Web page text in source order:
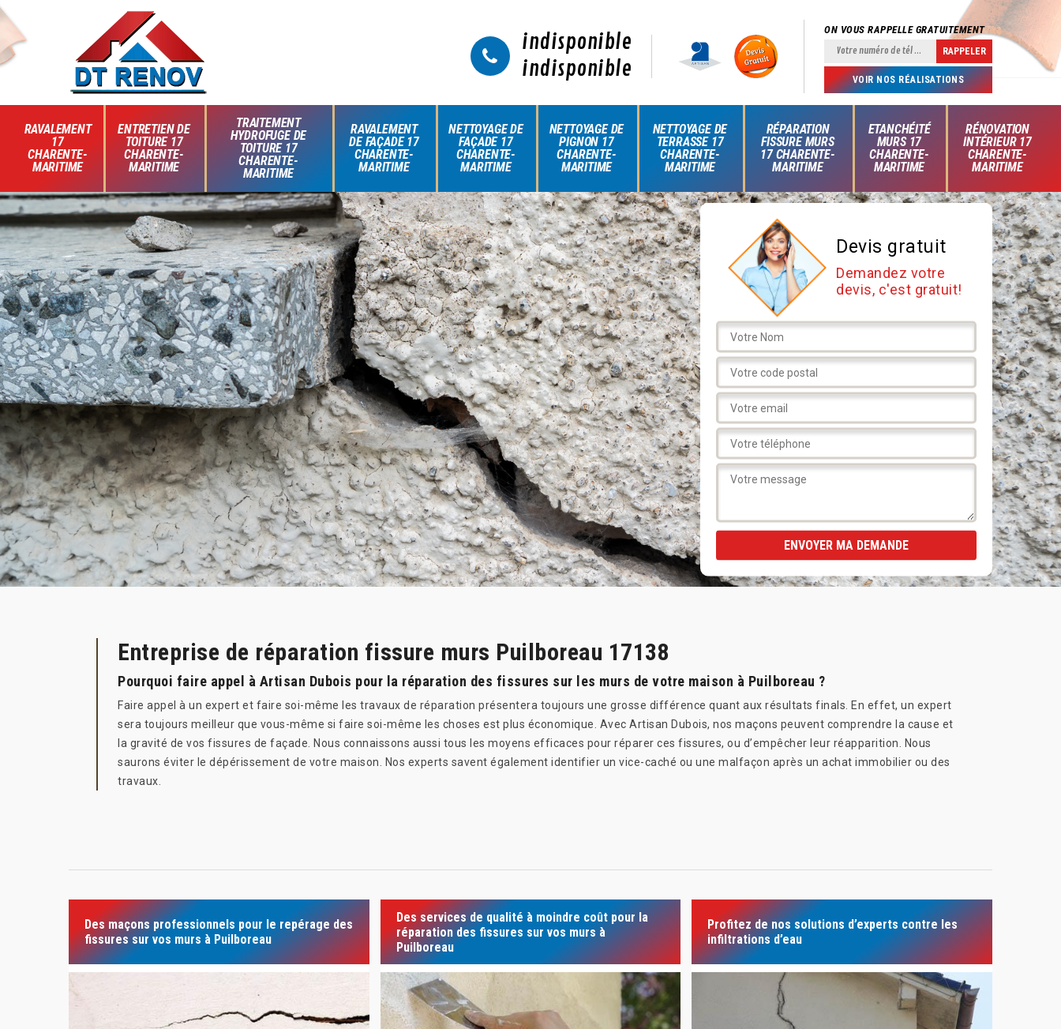
indisponible
indisponible
ON VOUS RAPPELLE GRATUITEMENT
VOIR NOS RÉALISATIONS
RAVALEMENT
17
CHARENTE-
MARITIME
ENTRETIEN DE
TOITURE 17
CHARENTE-
MARITIME
TRAITEMENT
HYDROFUGE DE
TOITURE 17
CHARENTE-
MARITIME
RAVALEMENT
DE FAÇADE 17
CHARENTE-
MARITIME
NETTOYAGE DE
FAÇADE 17
CHARENTE-
MARITIME
NETTOYAGE DE
PIGNON 17
CHARENTE-
MARITIME
NETTOYAGE DE
TERRASSE 17
CHARENTE-
MARITIME
RÉPARATION
FISSURE MURS
17 CHARENTE-
MARITIME
ETANCHÉITÉ
MURS 17
CHARENTE-
MARITIME
RÉNOVATION
INTÉRIEUR 17
CHARENTE-
MARITIME
Devis gratuit
Demandez votre
devis, c'est gratuit!
Entreprise de réparation fissure murs Puilboreau 17138
Pourquoi faire appel à Artisan Dubois pour la réparation des fissures sur les murs de votre maison à Puilboreau ?
Faire appel à un expert et faire soi-même les travaux de réparation présentera toujours une grosse différence quant aux résultats finals. En effet, un expert
sera toujours meilleur que vous-même si faire soi-même les choses est plus économique. Avec Artisan Dubois, nos maçons peuvent comprendre la cause et
la gravité de vos fissures de façade. Nous connaissons aussi tous les moyens efficaces pour réparer ces fissures, ou d’empêcher leur réapparition. Nous
saurons éviter le dépérissement de votre maison. Nos experts savent également identifier un vice-caché ou une malfaçon après un achat immobilier ou des
travaux.
Des maçons professionnels pour le repérage des
fissures sur vos murs à Puilboreau
Des services de qualité à moindre coût pour la
réparation des fissures sur vos murs à
Puilboreau
Profitez de nos solutions d’experts contre les
infiltrations d’eau